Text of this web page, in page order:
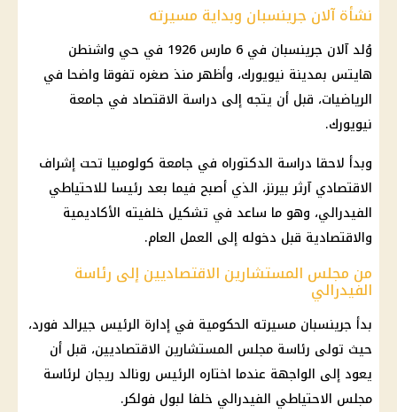
نشأة آلان جرينسبان وبداية مسيرته
وُلد آلان جرينسبان في 6 مارس 1926 في حي واشنطن
هايتس بمدينة نيويورك، وأظهر منذ صغره تفوقا واضحا في
الرياضيات، قبل أن يتجه إلى دراسة الاقتصاد في جامعة
نيويورك.
وبدأ لاحقا دراسة الدكتوراه في جامعة كولومبيا تحت إشراف
الاقتصادي آرثر بيرنز، الذي أصبح فيما بعد رئيسا للاحتياطي
الفيدرالي، وهو ما ساعد في تشكيل خلفيته الأكاديمية
والاقتصادية قبل دخوله إلى العمل العام.
من مجلس المستشارين الاقتصاديين إلى رئاسة
الفيدرالي
بدأ جرينسبان مسيرته الحكومية في إدارة الرئيس جيرالد فورد،
حيث تولى رئاسة مجلس المستشارين الاقتصاديين، قبل أن
يعود إلى الواجهة عندما اختاره الرئيس رونالد ريجان لرئاسة
مجلس الاحتياطي الفيدرالي خلفا لبول فولكر.